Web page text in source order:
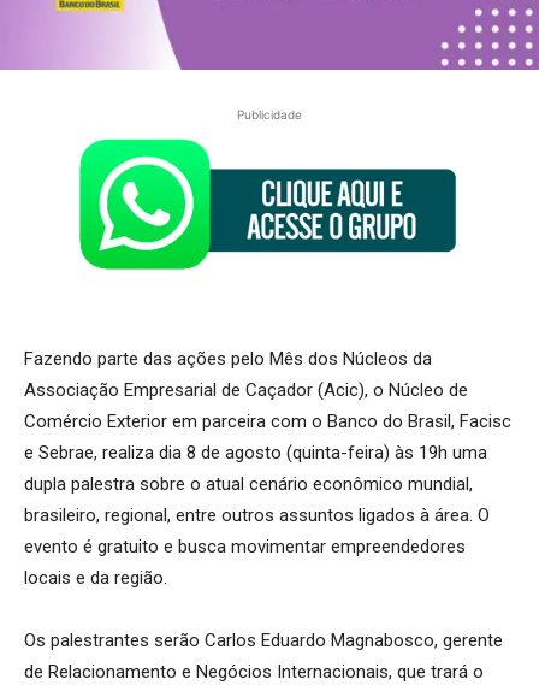
Publicidade
Fazendo parte das ações pelo Mês dos Núcleos da
Associação Empresarial de Caçador (Acic), o Núcleo de
Comércio Exterior em parceira com o Banco do Brasil, Facisc
e Sebrae, realiza dia 8 de agosto (quinta-feira) às 19h uma
dupla palestra sobre o atual cenário econômico mundial,
brasileiro, regional, entre outros assuntos ligados à área. O
evento é gratuito e busca movimentar empreendedores
locais e da região.
Os palestrantes serão Carlos Eduardo Magnabosco, gerente
de Relacionamento e Negócios Internacionais, que trará o